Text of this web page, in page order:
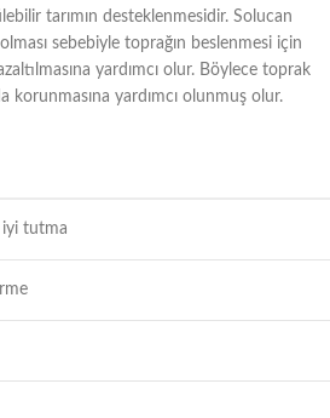
tarımın desteklenmesidir. Solucan
sebebiyle toprağın beslenmesi için
yardımcı olur. Böylece toprak
korunmasına yardımcı olunmuş olur.
iyi tutma